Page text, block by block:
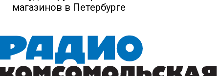
магазинов в Петербурге